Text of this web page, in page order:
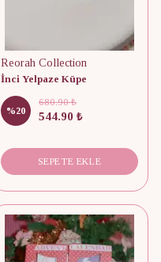
Reorah Collection
İnci Yelpaze Küpe
%20
680.90 ₺
544.90 ₺
SEPETE EKLE